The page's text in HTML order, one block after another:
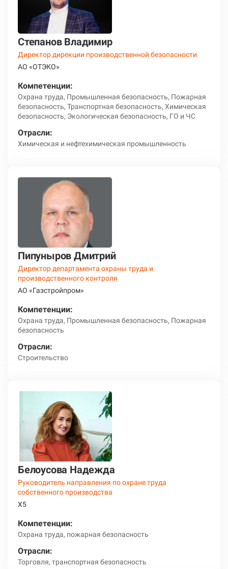
Степанов Владимир
Директор дирекции производственной безопасности
АО «ОТЭКО»
Компетенции:
Охрана труда, Промышленная безопасность, Пожарная
безопасность, Транспортная безопасность, Химическая
безопасность, Экологическая безопасность, ГО и ЧС
Отрасли:
Химическая и нефтехимическая промышленность
Пипуныров Дмитрий
Директор департамента охраны труда и
производственного контроля
АО «Газстройпром»
Компетенции:
Охрана труда, Промышленная безопасность, Пожарная
безопасность
Отрасли:
Строительство
Белоусова Надежда
Руководитель направления по охране труда
собственного производства
Х5
Компетенции:
Охрана труда, пожарная безопасность
Отрасли:
Торговля, транспортная безопасность